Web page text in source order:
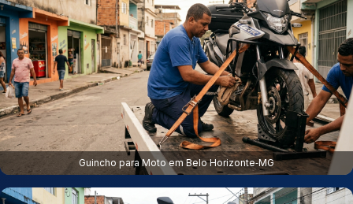
Guincho para Moto em Belo Horizonte‑MG